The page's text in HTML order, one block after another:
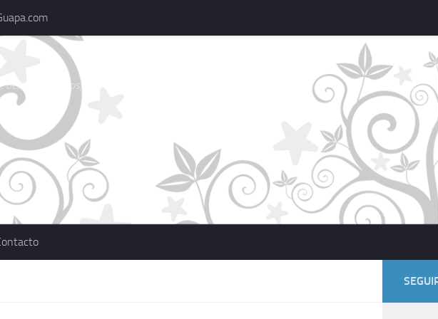
belleza, consejos, actualidad, marcas